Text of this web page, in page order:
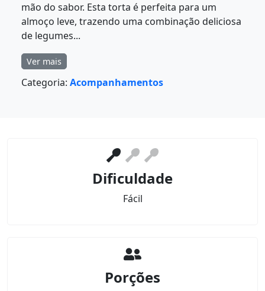
mão do sabor. Esta torta é perfeita para um
almoço leve, trazendo uma combinação deliciosa
de legumes...
Ver mais
Categoria: Acompanhamentos
Dificuldade
Fácil
Porções